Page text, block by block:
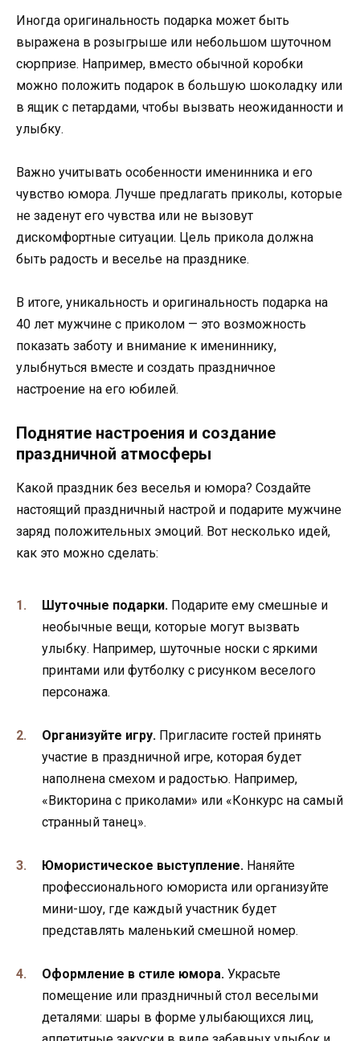
Иногда оригинальность подарка может быть
выражена в розыгрыше или небольшом шуточном
сюрпризе. Например, вместо обычной коробки
можно положить подарок в большую шоколадку или
в ящик с петардами, чтобы вызвать неожиданности и
улыбку.
Важно учитывать особенности именинника и его
чувство юмора. Лучше предлагать приколы, которые
не заденут его чувства или не вызовут
дискомфортные ситуации. Цель прикола должна
быть радость и веселье на празднике.
В итоге, уникальность и оригинальность подарка на
40 лет мужчине с приколом — это возможность
показать заботу и внимание к имениннику,
улыбнуться вместе и создать праздничное
настроение на его юбилей.
Поднятие настроения и создание
праздничной атмосферы
Какой праздник без веселья и юмора? Создайте
настоящий праздничный настрой и подарите мужчине
заряд положительных эмоций. Вот несколько идей,
как это можно сделать:
Шуточные подарки. Подарите ему смешные и
необычные вещи, которые могут вызвать
улыбку. Например, шуточные носки с яркими
принтами или футболку с рисунком веселого
персонажа.
Организуйте игру. Пригласите гостей принять
участие в праздничной игре, которая будет
наполнена смехом и радостью. Например,
«Викторина с приколами» или «Конкурс на самый
странный танец».
Юмористическое выступление. Наняйте
профессионального юмориста или организуйте
мини-шоу, где каждый участник будет
представлять маленький смешной номер.
Оформление в стиле юмора. Украсьте
помещение или праздничный стол веселыми
деталями: шары в форме улыбающихся лиц,